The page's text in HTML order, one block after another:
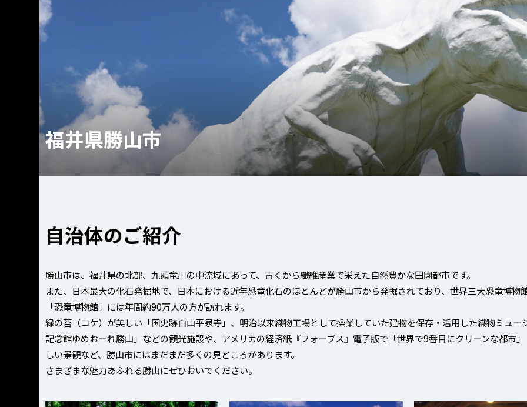
福井県勝山市
自治体のご紹介
勝山市は、福井県の北部、九頭竜川の中流域にあって、古くから繊維産業で栄えた自然豊かな田園都市です。
また、日本最大の化石発掘地で、日本における近年恐竜化石のほとんどが勝山市から発掘されており、世界三大恐竜博物
「恐竜博物館」には年間約90万人の方が訪れます。
緑の苔（コケ）が美しい「国史跡白山平泉寺」、明治以来織物工場として操業していた建物を保存・活用した織物ミュー
記念館ゆめおーれ勝山」などの観光施設や、アメリカの経済紙『フォーブス』電子版で「世界で9番目にクリーンな都市
しい景観など、勝山市にはまだまだ多くの見どころがあります。
さまざまな魅力あふれる勝山にぜひおいでください。